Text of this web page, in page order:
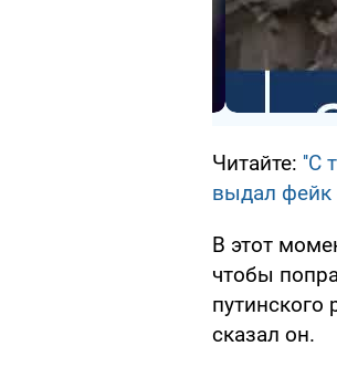
Читайте: ''С
выдал фейк
В этот
чтобы
сказал он.